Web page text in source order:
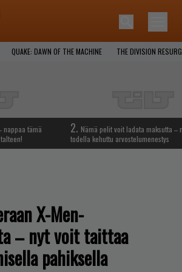
QUAKE: DAWN OF THE MACHINE THE DIVISION
nappaa tämä
2. Nämä pelit voit ladata maksutta –
todella kehuttu arvostelumenestys
X-Men-
– nyt voit taittaa
pahiksella